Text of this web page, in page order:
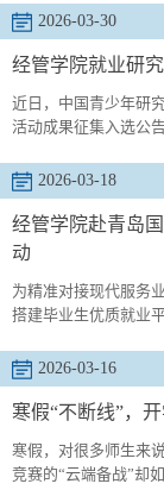
2026-03-30
经管学院就业研
近日，中国青少年研
活动成果征集入选公
少年研究会申报的“促
社科基金立项资助(批
学术活动影响，推动
2026-03-18
经管学院赴青岛
动
为精准对接现代服务
搭建毕业生优质就业
俱乐部有限公司总经
热情接待了走访团队
升级等议题展开深度
2026-03-16
寒假“不断线”，
寒假，对很多师生来
竞赛的“云端备战”却